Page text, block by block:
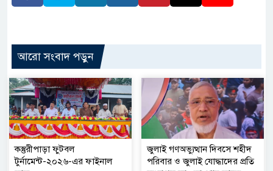
আরো সংবাদ পড়ুন
কস্তুরীপাড়া ফুটবল
টুর্নামেন্ট-২০২৬-এর ফাইনাল
জুলাই গণঅভ্যুত্থান দিবসে শহীদ
পরিবার ও জুলাই যোদ্ধাদের প্রতি